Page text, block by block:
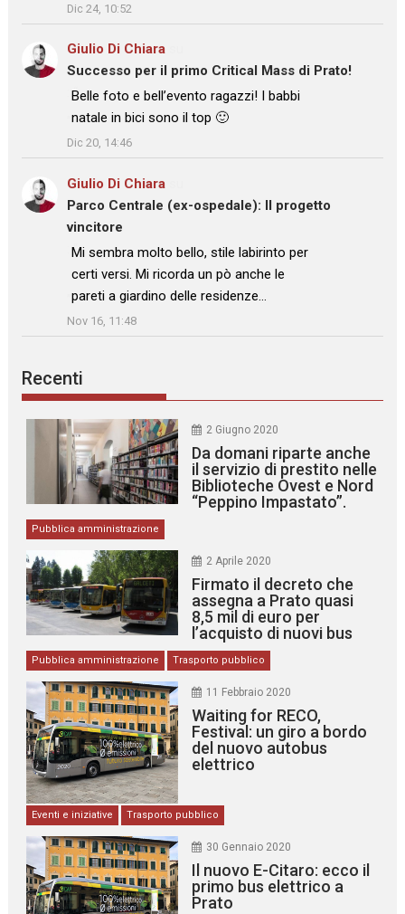
Dic 24, 10:52
Giulio Di Chiara
Successo per il primo Critical Mass di Prato!
: “Belle foto e bell’evento ragazzi! I babbi
natale in bici sono il top 🙂
”
Dic 20, 14:46
Giulio Di Chiara
Parco Centrale (ex-ospedale): Il progetto
vincitore
: “
Mi sembra molto bello, stile labirinto per
certi versi. Mi ricorda un pò anche le
pareti a giardino delle residenze…
”
Nov 16, 11:48
Recenti
2 Giugno 2020
Da domani riparte anche
il servizio di prestito nelle
Biblioteche Ovest e Nord
“Peppino Impastato”.
Pubblica amministrazione
2 Aprile 2020
Firmato il decreto che
assegna a Prato quasi
8,5 mil di euro per
l’acquisto di nuovi bus
Pubblica amministrazione Trasporto pubblico
11 Febbraio 2020
Waiting for RECO,
Festival: un giro a bordo
del nuovo autobus
elettrico
Eventi e iniziative Trasporto pubblico
30 Gennaio 2020
Il nuovo E-Citaro: ecco il
primo bus elettrico a
Prato